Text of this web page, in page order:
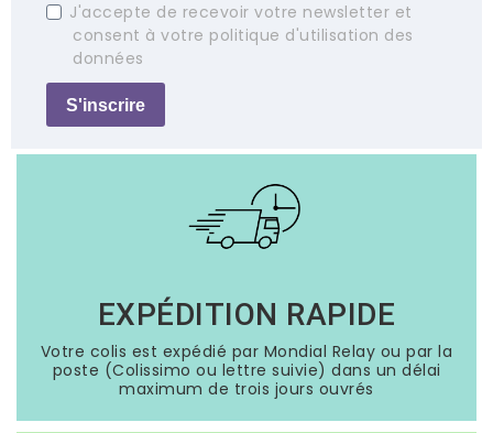
J'accepte de recevoir votre newsletter et
consent à votre politique d'utilisation des
données
S'inscrire
EXPÉDITION RAPIDE
Votre colis est expédié par Mondial Relay ou par la
poste (Colissimo ou lettre suivie) dans un délai
maximum de trois jours ouvrés